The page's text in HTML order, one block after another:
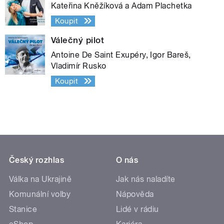
Kateřina Kněžíková a Adam Plachetka
Koupit
Válečný pilot
Antoine De Saint Exupéry, Igor Bareš,
Vladimír Rusko
Koupit
Český rozhlas
Válka na Ukrajině
Komunální volby
Stanice
O nás
Jak nás naladíte
Nápověda
Lidé v rádiu